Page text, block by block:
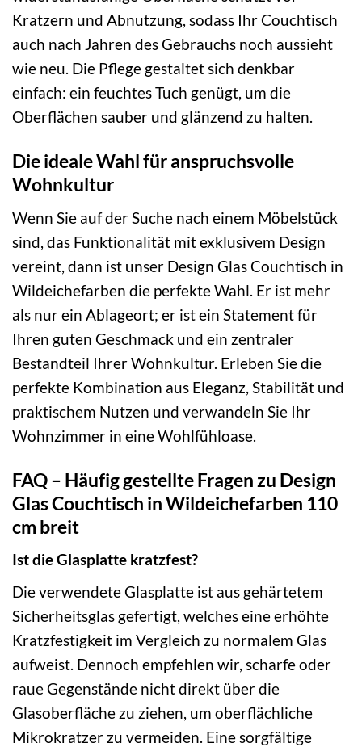
Kratzern und Abnutzung, sodass Ihr Couchtisch
auch nach Jahren des Gebrauchs noch aussieht
wie neu. Die Pflege gestaltet sich denkbar
einfach: ein feuchtes Tuch genügt, um die
Oberflächen sauber und glänzend zu halten.
Die ideale Wahl für anspruchsvolle
Wohnkultur
Wenn Sie auf der Suche nach einem Möbelstück
sind, das Funktionalität mit exklusivem Design
vereint, dann ist unser Design Glas Couchtisch in
Wildeichefarben die perfekte Wahl. Er ist mehr
als nur ein Ablageort; er ist ein Statement für
Ihren guten Geschmack und ein zentraler
Bestandteil Ihrer Wohnkultur. Erleben Sie die
perfekte Kombination aus Eleganz, Stabilität und
praktischem Nutzen und verwandeln Sie Ihr
Wohnzimmer in eine Wohlfühloase.
FAQ – Häufig gestellte Fragen zu Design
Glas Couchtisch in Wildeichefarben 110
cm breit
Ist die Glasplatte kratzfest?
Die verwendete Glasplatte ist aus gehärtetem
Sicherheitsglas gefertigt, welches eine erhöhte
Kratzfestigkeit im Vergleich zu normalem Glas
aufweist. Dennoch empfehlen wir, scharfe oder
raue Gegenstände nicht direkt über die
Glasoberfläche zu ziehen, um oberflächliche
Mikrokratzer zu vermeiden. Eine sorgfältige